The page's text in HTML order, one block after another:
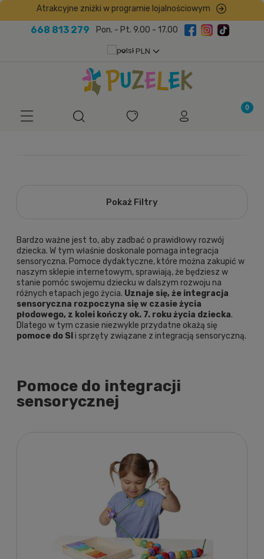
668 813 279 Pon. - Pt. 9.00 - 17.00
Atrakcyjne zniżki w programie lojalnościowym
Pokaż Filtry
Bardzo ważne jest to, aby zadbać o prawidłowy rozwój
dziecka. W tym właśnie doskonale pomaga integracja
sensoryczna. Pomoce dydaktyczne, które można zakupić w
naszym sklepie internetowym, sprawiają, że będziesz w
stanie pomóc swojemu dziecku w dalszym rozwoju na
różnych etapach jego życia. Uznaje się, że integracja
sensoryczna rozpoczyna się w czasie życia
płodowego, z kolei kończy ok. 7. roku życia dziecka.
Dlatego w tym czasie niezwykle przydatne okażą się
pomoce do SI i sprzęty związane z integracją sensoryczną.
Pomoce do integracji
sensorycznej